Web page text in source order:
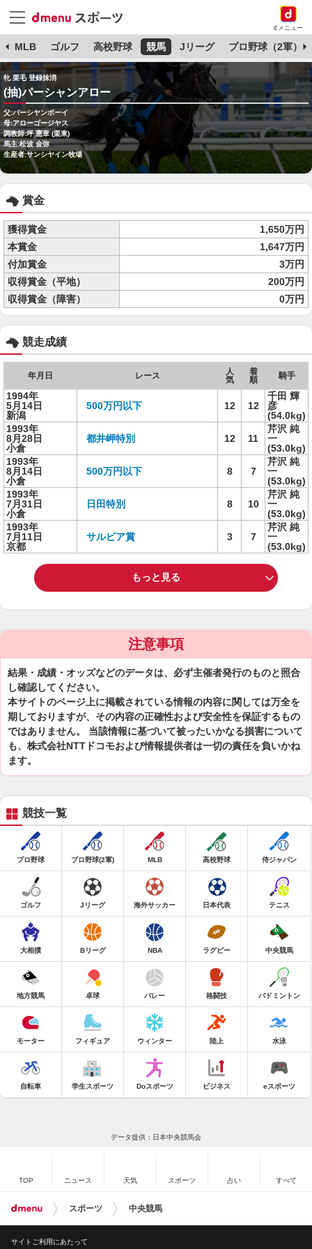
dメニュー
MLB ゴルフ 高校野球 競馬 Jリーグ プロ野球（2軍）
牝 栗毛 登録抹消
(抽)パーシャンアロー
父:パーシヤンボーイ
母:アローゴージヤス
調教師:坪 憲章 (栗東)
馬主:松波 金弥
生産者:サンシヤイン牧場
賞金
獲得賞金
1,650万円
本賞金
1,647万円
付加賞金
3万円
収得賞金（平地）
200万円
収得賞金（障害）
0万円
競走成績
年月日 レース
人
気
着
順
騎手
1994年
5月14日
新潟
500万円以下 12 12
千田 輝
彦
(54.0kg)
1993年
8月28日
小倉
都井岬特別 12 11
芹沢 純
一
(53.0kg)
1993年
8月14日
小倉
500万円以下 8 7
芹沢 純
一
(53.0kg)
1993年
7月31日
小倉
日田特別 8 10
芹沢 純
一
(53.0kg)
1993年
7月11日
京都
サルビア賞 3 7
芹沢 純
一
(53.0kg)
もっと見る
注意事項
結果・成績・オッズなどのデータは、必ず主催者発行のものと照合
し確認してください。
本サイトのページ上に掲載されている情報の内容に関しては万全を
期しておりますが、その内容の正確性および安全性を保証するもの
ではありません。 当該情報に基づいて被ったいかなる損害について
も、株式会社NTTドコモおよび情報提供者は一切の責任を負いかね
ます。
競技一覧
プロ野球 プロ野球(2軍) MLB 高校野球 侍ジャパン
ゴルフ Jリーグ 海外サッカー 日本代表 テニス
大相撲 Bリーグ NBA ラグビー 中央競馬
地方競馬 卓球 バレー 格闘技 バドミントン
モーター フィギュア ウィンター 陸上 水泳
自転車 学生スポーツ Doスポーツ ビジネス eスポーツ
データ提供：日本中央競馬会
TOP ニュース 天気 スポーツ 占い すべて
スポーツ 中央競馬
サイトご利用にあたって